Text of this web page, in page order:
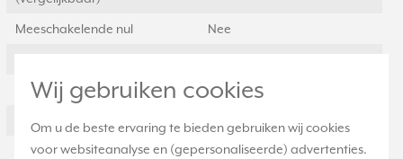
Wij gebruiken cookies
Om u de beste ervaring te bieden gebruiken wij cookies
voor websiteanalyse en (gepersonaliseerde) advertenties.
Meeschakelende nul Nee
Uitvoering oppervlakte Mat
Met glaszekering Nee
Met doorlusvoorziening Ja